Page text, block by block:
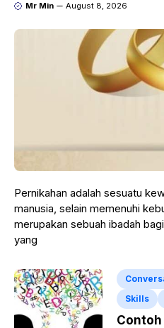
Mr Min August 8, 2026
Pernikahan adalah sesuatu
manusia, selain memenuhi
merupakan sebuah ibadah
yang
Skills